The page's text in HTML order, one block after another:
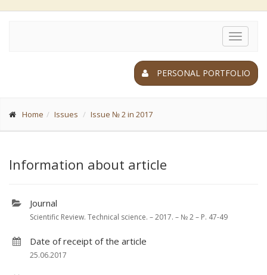
Toggle
PERSONAL PORTFOLIO
Home Issues Issue № 2 in 2017
Information about article
Journal
Scientific Review. Technical science. – 2017. – № 2 – P. 47-49
Date of receipt of the article
25.06.2017